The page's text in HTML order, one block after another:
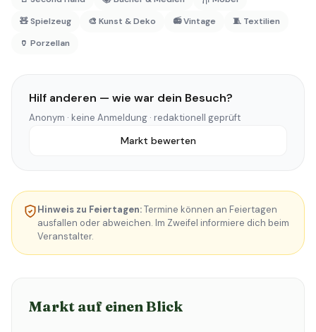
🧸 Spielzeug
🎨 Kunst & Deko 📻 Vintage
🧵 Textilien
🏺 Porzellan
Hilf anderen — wie war dein Besuch?
Anonym · keine Anmeldung · redaktionell geprüft
Markt bewerten
Hinweis zu Feiertagen:Termine können an Feiertagen
ausfallen oder abweichen. Im Zweifel informiere dich beim
Veranstalter.
Markt auf einen Blick